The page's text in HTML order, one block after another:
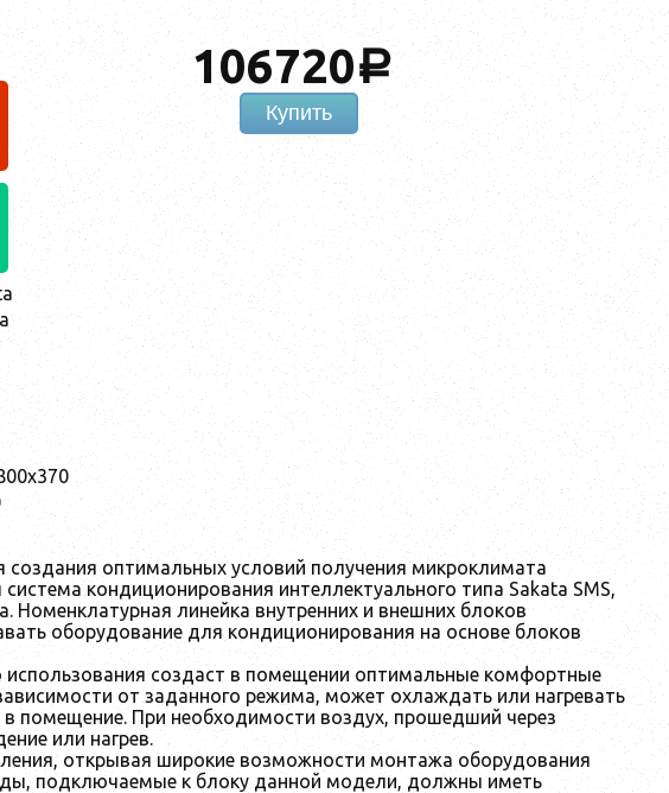
106720a
Купить
создания оптимальных условий получения микроклимата
кондиционирования интеллектуального типа Sakata SMS,
Номенклатурная линейка внутренних и внешних блоков
оборудование для кондиционирования на основе блоков
использования создаст в помещении оптимальные комфортные
от заданного режима, может охлаждать или нагревать
помещение. При необходимости воздух, прошедший через
или нагрев.
открывая широкие возможности монтажа оборудования
подключаемые к блоку данной модели, должны иметь